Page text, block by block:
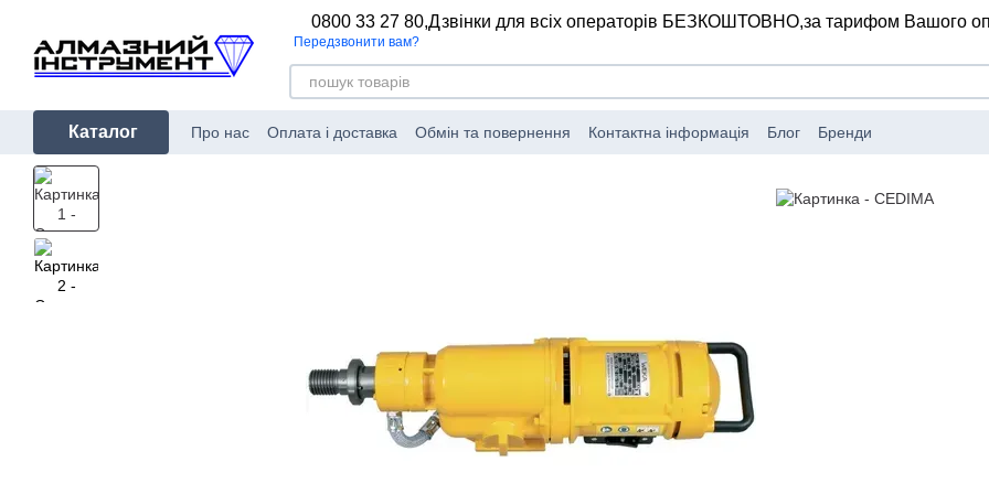
0800 33 27 80,Дзвінки для всіх операторів БЕЗКОШТОВНО,за тарифом Вашого
Передзвонити вам?
Каталог Про нас Оплата і доставка Обмін та повернення Контактна інформація Блог Бренди